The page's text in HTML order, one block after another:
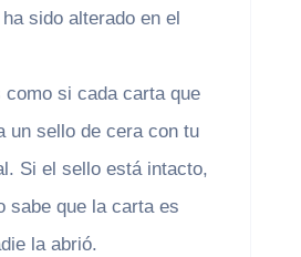
sido alterado en el
como si cada carta que
un sello de cera con tu
Si el sello está intacto,
sabe que la carta es
la abrió.